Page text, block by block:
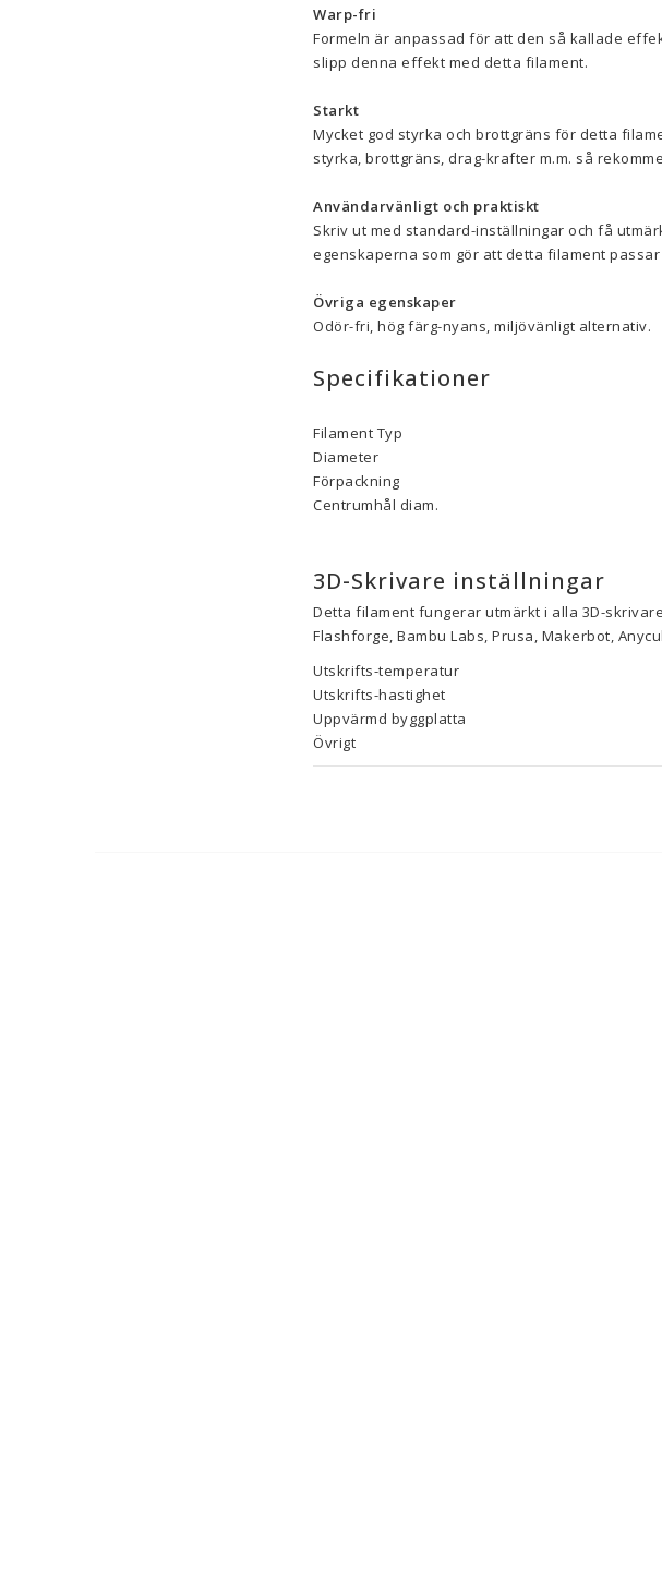
Warp-fri
Formeln är anpassad för att den så kallade
slipp denna effekt med detta filament.
Starkt
Mycket god styrka och brottgräns för detta
styrka, brottgräns, drag-krafter m.m. så
Användarvänligt och praktiskt
Skriv ut med standard-inställningar och få
egenskaperna som gör att detta filament passar
Övriga egenskaper
Odör-fri, hög färg-nyans, miljövänligt alternativ.
Specifikationer
Filament Typ
Diameter
Förpackning
Centrumhål diam.
3D-Skrivare inställningar
Detta filament fungerar utmärkt i alla 3D-
Flashforge, Bambu Labs, Prusa, Makerbot,
Utskrifts-temperatur
Utskrifts-hastighet
Uppvärmd byggplatta
Övrigt